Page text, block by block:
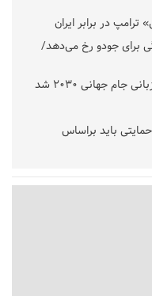
در برابر ایران
برای جودو رخ می‌دهد/
جهانی ۲۰۳۰ شد
باید براساس